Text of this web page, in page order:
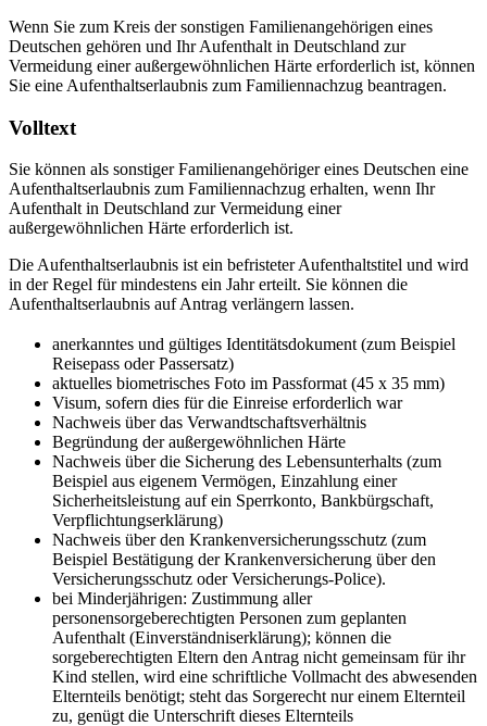
Wenn Sie zum Kreis der sonstigen Familienangehörigen eines
Deutschen gehören und Ihr Aufenthalt in Deutschland zur
Vermeidung einer außergewöhnlichen Härte erforderlich ist, können
Sie eine Aufenthaltserlaubnis zum Familiennachzug beantragen.
Volltext
Sie können als sonstiger Familienangehöriger eines Deutschen eine
Aufenthaltserlaubnis zum Familiennachzug erhalten, wenn Ihr
Aufenthalt in Deutschland zur Vermeidung einer
außergewöhnlichen Härte erforderlich ist.
Die Aufenthaltserlaubnis ist ein befristeter Aufenthaltstitel und wird
in der Regel für mindestens ein Jahr erteilt. Sie können die
Aufenthaltserlaubnis auf Antrag verlängern lassen.
anerkanntes und gültiges Identitätsdokument (zum Beispiel
Reisepass oder Passersatz)
aktuelles biometrisches Foto im Passformat (45 x 35 mm)
Visum, sofern dies für die Einreise erforderlich war
Nachweis über das Verwandtschaftsverhältnis
Begründung der außergewöhnlichen Härte
Nachweis über die Sicherung des Lebensunterhalts (zum
Beispiel aus eigenem Vermögen, Einzahlung einer
Sicherheitsleistung auf ein Sperrkonto, Bankbürgschaft,
Verpflichtungserklärung)
Nachweis über den Krankenversicherungsschutz (zum
Beispiel Bestätigung der Krankenversicherung über den
Versicherungsschutz oder Versicherungs-Police).
bei Minderjährigen: Zustimmung aller
personensorgeberechtigten Personen zum geplanten
Aufenthalt (Einverständniserklärung); können die
sorgeberechtigten Eltern den Antrag nicht gemeinsam für ihr
Kind stellen, wird eine schriftliche Vollmacht des abwesenden
Elternteils benötigt; steht das Sorgerecht nur einem Elternteil
zu, genügt die Unterschrift dieses Elternteils